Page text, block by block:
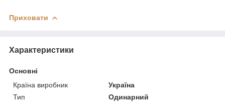
Приховати
Характеристики
Основні
Країна виробник
Україна
Тип
Одинарний